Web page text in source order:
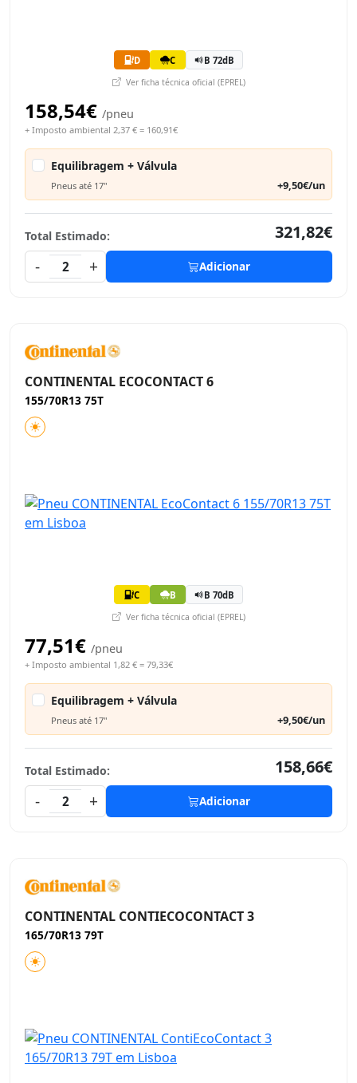
D C B 72dB
Ver ficha técnica oficial (EPREL)
158,54€ /pneu
+ Imposto ambiental 2,37 € = 160,91€
Equilibragem + Válvula
Pneus até 17" +9,50€/un
Total Estimado:
321,82€
-
2 + Adicionar
CONTINENTAL ECOCONTACT 6
155/70R13 75T
C B B 70dB
Ver ficha técnica oficial (EPREL)
77,51€ /pneu
+ Imposto ambiental 1,82 € = 79,33€
Equilibragem + Válvula
Pneus até 17" +9,50€/un
Total Estimado:
158,66€
-
2 + Adicionar
CONTINENTAL CONTIECOCONTACT 3
165/70R13 79T